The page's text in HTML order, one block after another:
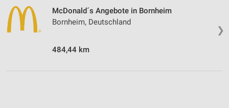
❯
McDonald´s Angebote in Bornheim
Bornheim, Deutschland
484,44 km